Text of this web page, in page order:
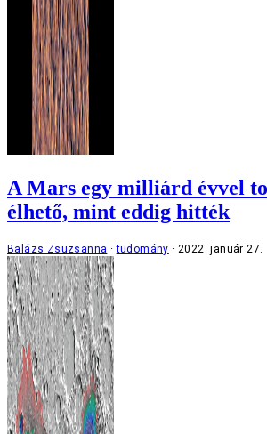
A Mars egy milliárd évvel
élhető, mint eddig hitték
Balázs Zsuzsanna tudomány 2022. január 27.